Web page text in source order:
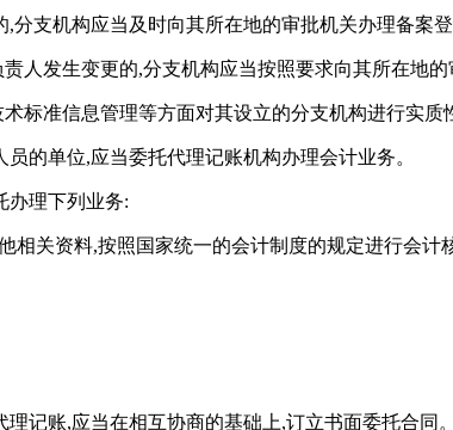
分支机构应当及时向其所在地的审批机关办理备案登
人发生变更的,分支机构应当按照要求向其所在地的
标准信息管理等方面对其设立的分支机构进行实
的单位,应当委托代理记账机构办理会计业务。
办理下列业务:
相关资料,按照国家统一的会计制度的规定进行会
记账,应当在相互协商的基础上,订立书面委托合